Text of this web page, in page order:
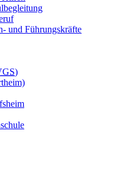
und Führungskräfte
)